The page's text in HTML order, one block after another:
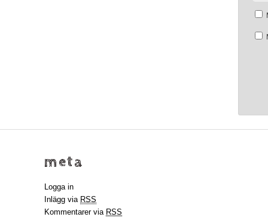
meta
Logga in
Inlägg via RSS
Kommentarer via RSS